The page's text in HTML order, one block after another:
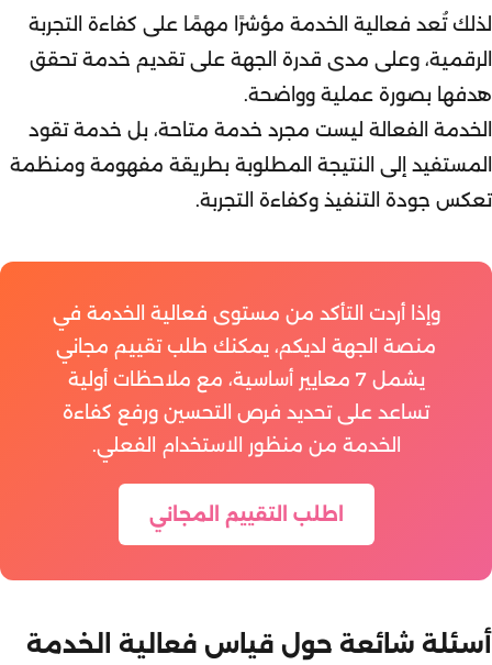
لذلك تُعد فعالية الخدمة مؤشرًا مهمًا على كفاءة التجربة
الرقمية، وعلى مدى قدرة الجهة على تقديم خدمة تحقق
هدفها بصورة عملية وواضحة.
الخدمة الفعالة ليست مجرد خدمة متاحة، بل خدمة تقود
المستفيد إلى النتيجة المطلوبة بطريقة مفهومة ومنظمة
تعكس جودة التنفيذ وكفاءة التجربة.
وإذا أردت التأكد من مستوى فعالية الخدمة في
منصة الجهة لديكم، يمكنك طلب تقييم مجاني
يشمل 7 معايير أساسية، مع ملاحظات أولية
تساعد على تحديد فرص التحسين ورفع كفاءة
الخدمة من منظور الاستخدام الفعلي.
اطلب التقييم المجاني
أسئلة شائعة حول قياس فعالية الخدمة